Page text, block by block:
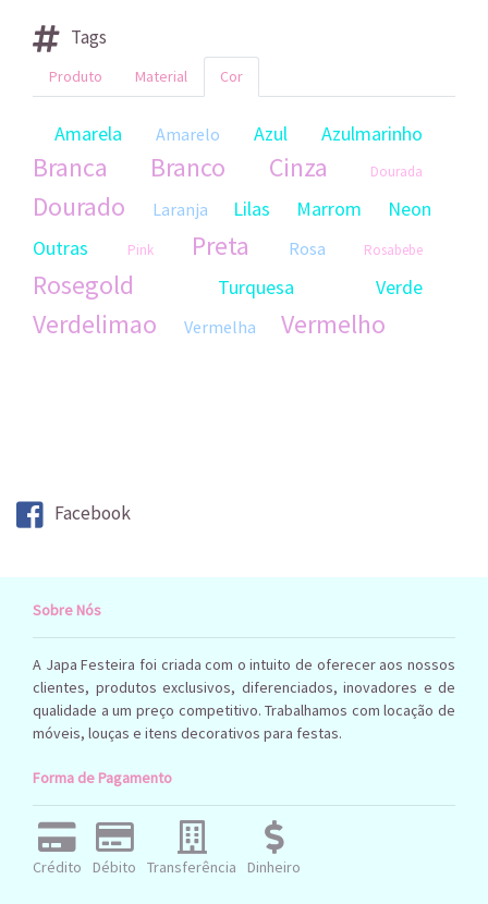
Tags
Produto Material Cor
Amarela Amarelo Azul Azulmarinho
Branca Branco Cinza Dourada
Dourado Laranja Lilas Marrom
Neon
Outras
Pink Preta Rosa Rosabebe
Rosegold Turquesa Verde
Verdelimao Vermelha Vermelho
Facebook
Sobre Nós
A Japa Festeira foi criada com o intuito de oferecer aos nossos
clientes, produtos exclusivos, diferenciados, inovadores e de
qualidade a um preço competitivo. Trabalhamos com locação de
móveis, louças e itens decorativos para festas.
Forma de Pagamento
Crédito Débito Transferência Dinheiro